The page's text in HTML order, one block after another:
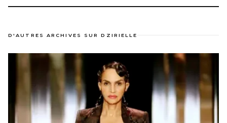
D'AUTRES ARCHIVES SUR DZIRIELLE